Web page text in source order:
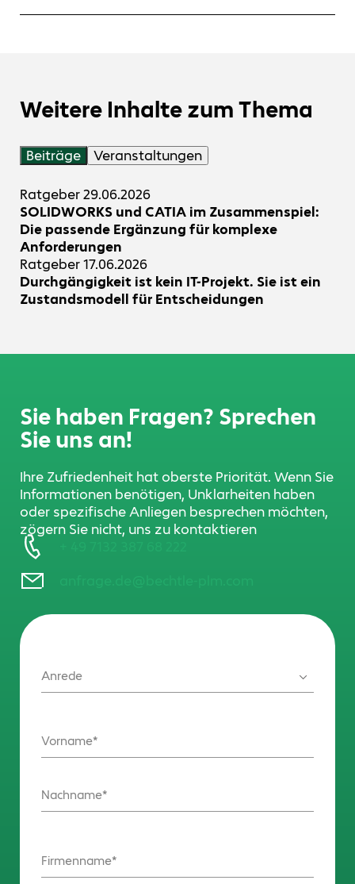
und darüber hinaus.
folgt der Logik realer Konstruktionsarbeit.
Nein. Gerade bei scheinbar einfachen Aufgaben
belasten.
Weitere Inhalte zum Thema
Beiträge Veranstaltungen
Ratgeber29.06.2026
SOLIDWORKS und CATIA im Zusammenspiel:
Die passende Ergänzung für komplexe
Anforderungen
Ratgeber17.06.2026
Durchgängigkeit ist kein IT-Projekt. Sie ist ein
Zustandsmodell für Entscheidungen
Sie haben Fragen? Sprechen
Sie uns an!
Ihre Zufriedenheit hat oberste Priorität. Wenn Sie
Informationen benötigen, Unklarheiten haben
oder spezifische Anliegen besprechen möchten,
zögern Sie nicht, uns zu kontaktieren
Anrede
Vorname
Nachname
Firmenname